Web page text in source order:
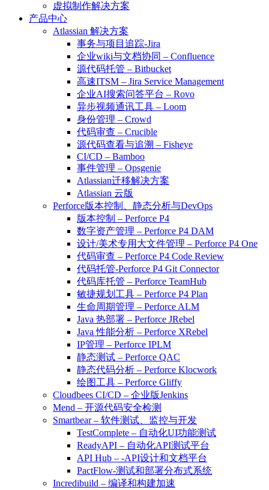
虚拟制作解决方案
产品中心
Atlassian 解决方案
事务与项目追踪-Jira
企业wiki与文档协同 – Confluence
源代码托管 – Bitbucket
高速ITSM – Jira Service Management
企业AI搜索问答平台 – Rovo
异步视频通讯工具 – Loom
身份管理 – Crowd
代码审查 – Crucible
源代码查看与追溯 – Fisheye
CI/CD – Bamboo
事件管理 – Opsgenie
Atlassian迁移解决方案
Atlassian 云版
Perforce版本控制、静态分析与DevOps
版本控制 – Perforce P4
数字资产管理 – Perforce P4 DAM
设计/美术专用大文件管理 – Perforce P4 One
代码审查 – Perforce P4 Code Review
代码托管-Perforce P4 Git Connector
代码库托管 – Perforce TeamHub
敏捷规划工具 – Perforce P4 Plan
生命周期管理 – Perforce ALM
Java 热部署 – Perforce JRebel
Java 性能分析 – Perforce XRebel
IP管理 – Perforce IPLM
静态测试 – Perforce QAC
静态代码分析 – Perforce Klocwork
绘图工具 – Perforce Gliffy
Cloudbees CI/CD – 企业版Jenkins
Mend – 开源代码安全检测
Smartbear – 软件测试、监控与开发
TestComplete – 自动化UI功能测试
ReadyAPI – 自动化API测试平台
API Hub – -API设计和文档平台
PactFlow-测试和部署分布式系统
Incredibuild – 编译和构建加速